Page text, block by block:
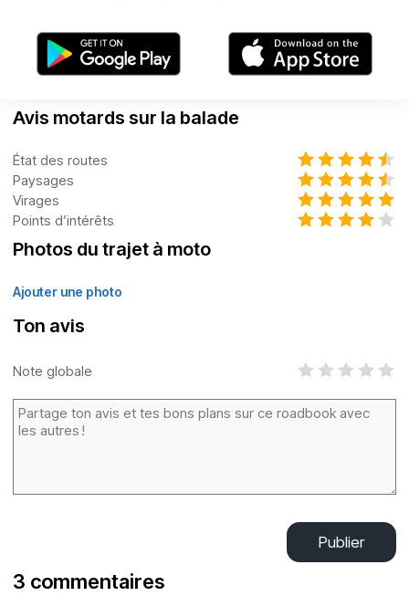
Avis motards sur la balade
État des routes
Paysages
Virages
Points d’intérêts
Photos du trajet à moto
Ajouter une photo
Ton avis
Note globale
Publier
3 commentaires